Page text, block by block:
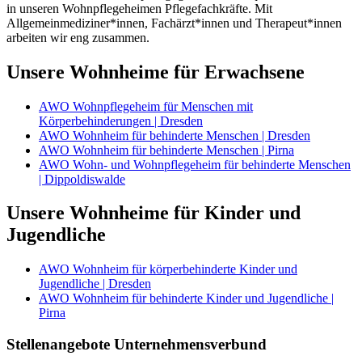
in unseren Wohnpflegeheimen Pflegefachkräfte. Mit
Allgemeinmediziner*innen, Fachärzt*innen und Therapeut*innen
arbeiten wir eng zusammen.
Unsere Wohnheime für Erwachsene
AWO Wohnpflegeheim für Menschen mit
Körperbehinderungen | Dresden
AWO Wohnheim für behinderte Menschen | Dresden
AWO Wohnheim für behinderte Menschen | Pirna
AWO Wohn- und Wohnpflegeheim für behinderte Menschen
| Dippoldiswalde
Unsere Wohnheime für Kinder und
Jugendliche
AWO Wohnheim für körperbehinderte Kinder und
Jugendliche | Dresden
AWO Wohnheim für behinderte Kinder und Jugendliche |
Pirna
Stellenangebote Unternehmensverbund